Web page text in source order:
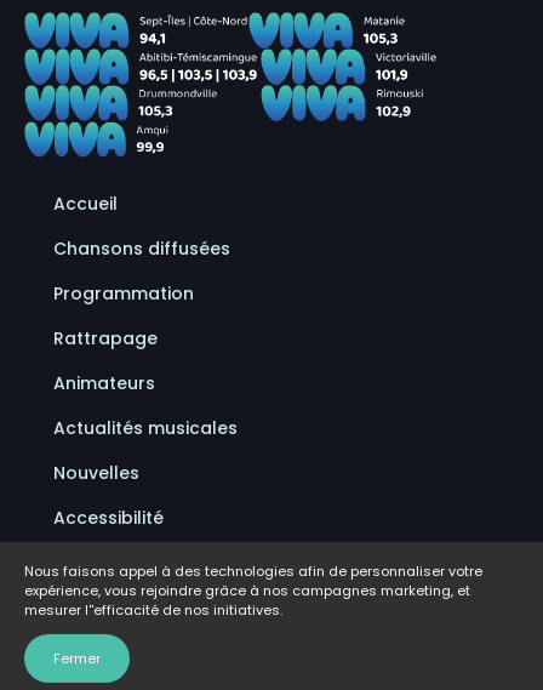
Accueil
Chansons diffusées
Programmation
Rattrapage
Animateurs
Actualités musicales
Nouvelles
Accessibilité
Politique de confidentialité
Conditions d'utilisation
FAQ
Nous faisons appel à des technologies afin de personnaliser votre
expérience, vous rejoindre grâce à nos campagnes marketing, et
mesurer l''efficacité de nos initiatives.
Fermer